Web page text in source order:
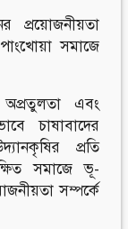
প্রয়োজনীয়তা
সমাজে
এবং
চাষাবাদের
প্রতি
সমাজে ভূ-
সম্পর্কে